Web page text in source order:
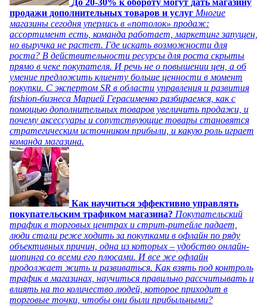
До 20-30% к обороту могут дать магазину
продажи дополнительных товаров и услуг Многие
магазины сегодня уперлись в «потолок» продаж:
ассортимент есть, команда работает, маркетинг запущен,
но выручка не растет. Где искать возможности для
роста? В действительности ресурсы для роста скрыты
прямо в чеке покупателя. И речь не о повышении цен, а об
умение предложить клиенту больше ценности в момент
покупки. С экспертом SR в области управления и развития
fashion-бизнеса Марией Герасименко разбираемся, как с
помощью дополнительных товаров увеличить продажи, и
почему аксессуары и сопутствующие товары становятся
стратегическим источником прибыли, и какую роль играет
команда магазина.
Как научиться эффективно управлять
покупательским трафиком магазина? Покупательский
трафик в торговых центрах и стрит-ритейле падает,
люди стали реже ходить за покупками в офлайн по ряду
объективных причин, одна из которых – удобство онлайн-
шопинга со всеми его плюсами. И все же офлайн
продолжает жить и развиваться. Как взять под контроль
трафик в магазинах, научиться правильно рассчитывать и
влиять на то количество людей, которое приходит в
торговые точки, чтобы они были прибыльными?